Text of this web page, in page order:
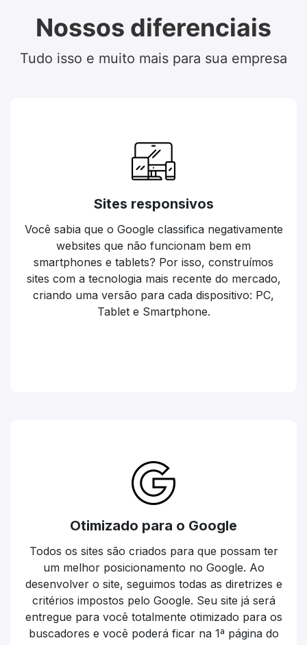
Nossos diferenciais
Tudo isso e muito mais para sua empresa
Sites responsivos
Você sabia que o Google classifica negativamente
websites que não funcionam bem em
smartphones e tablets? Por isso, construímos
sites com a tecnologia mais recente do mercado,
criando uma versão para cada dispositivo: PC,
Tablet e Smartphone.
Otimizado para o Google
Todos os sites são criados para que possam ter
um melhor posicionamento no Google. Ao
desenvolver o site, seguimos todas as diretrizes e
critérios impostos pelo Google. Seu site já será
entregue para você totalmente otimizado para os
buscadores e você poderá ficar na 1ª página do